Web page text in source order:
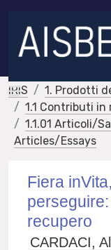
IRIS
1. Prodotti
1.1 Contributi
1.1.01 Articoli/
Articles/Essays
Fiera
recupero
CARDACI,